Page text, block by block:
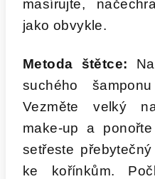
masírujte,
jako obvykle.
Metoda štětce:
suchého
Vezměte velký
make-up a
setřeste
ke kořínkům.